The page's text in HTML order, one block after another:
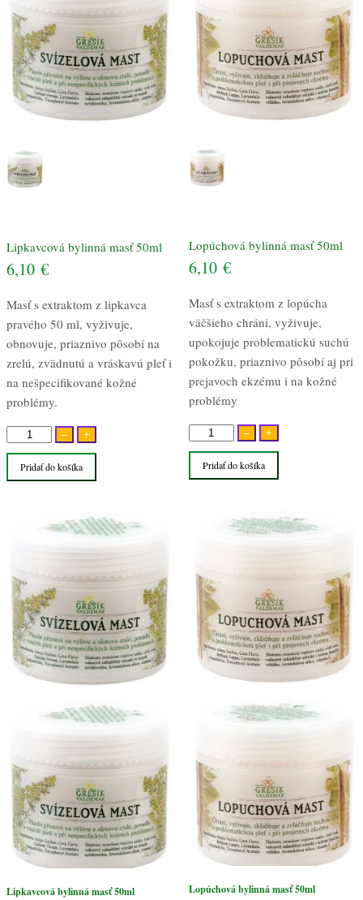
Lipkavcová bylinná masť 50ml
6,10 €
Masť s extraktom z lipkavca
pravého 50 ml, vyživuje,
obnovuje, priaznivo pôsobí na
zrelú, zvädnutú a vráskavú pleť i
na nešpecifikované kožné
problémy.
–
množstvo
Lipkavcová
bylinná
+
Pridať do košíka
Lipkavcová bylinná masť 50ml
Lopúchová bylinná masť 50ml
6,10 €
Masť s extraktom z lopúcha
väčšieho chráni, vyživuje,
upokojuje problematickú suchú
pokožku, priaznivo pôsobí aj pri
prejavoch ekzému i na kožné
problémy
–
množstvo
Lopúchová
bylinná
+
Pridať do košíka
Lopúchová bylinná masť 50ml